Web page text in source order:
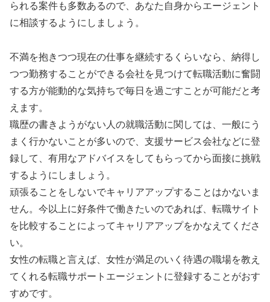
られる案件も多数あるので、あなた自身からエージェント
に相談するようにしましょう。
不満を抱きつつ現在の仕事を継続するくらいなら、納得し
つつ勤務することができる会社を見つけて転職活動に奮闘
する方が能動的な気持ちで毎日を過ごすことが可能だと考
えます。
職歴の書きようがない人の就職活動に関しては、一般にう
まく行かないことが多いので、支援サービス会社などに登
録して、有用なアドバイスをしてもらってから面接に挑戦
するようにしましょう。
頑張ることをしないでキャリアアップすることはかないま
せん。今以上に好条件で働きたいのであれば、転職サイト
を比較することによってキャリアアップをかなえてくださ
い。
女性の転職と言えば、女性が満足のいく待遇の職場を教え
てくれる転職サポートエージェントに登録することがおす
すめです。